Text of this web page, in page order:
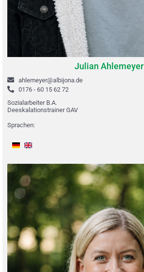
Julian Ahlemeyer
ahlemeyer@albijona.de
0176 - 60 15 62 72
Sozialarbeiter B.A.
Deeskalationstrainer GAV
Sprachen: